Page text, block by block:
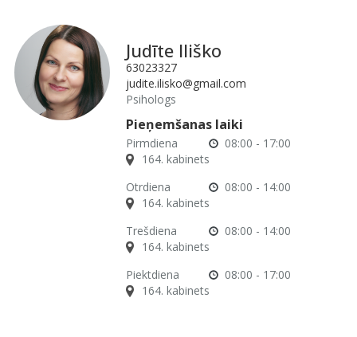
Judīte Iliško
63023327
judite.ilisko@gmail.com
Psihologs
Pieņemšanas laiki
Pirmdiena
08:00 - 17:00
164. kabinets
Otrdiena
08:00 - 14:00
164. kabinets
Trešdiena
08:00 - 14:00
164. kabinets
Piektdiena
08:00 - 17:00
164. kabinets